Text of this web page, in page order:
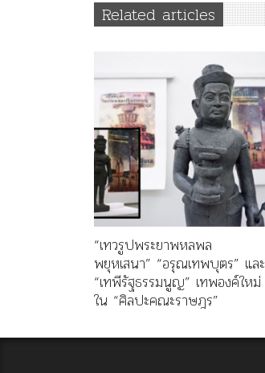
Related articles
“เทวรูปพระยาพหลพล
พยุหเสนา” “อรุณเทพบุตร” และ
“เทพีรัฐธรรมนูญ” เทพองค์ใหม่
ใน “ศิลปะคณะราษฎร”